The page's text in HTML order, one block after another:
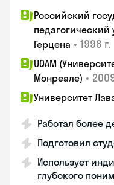
Российский
педагогический
Герцена • 1998 г.
UQAM
Монреале) •
Университет
Работал более
Подготовил
Использует
глубокого